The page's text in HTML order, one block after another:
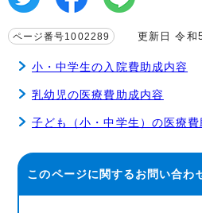
ページ番号1002289 更新日 令和5
小・中学生の入院費助成内容
乳幼児の医療費助成内容
子ども（小・中学生）の医療費
このページに関するお問い合わ